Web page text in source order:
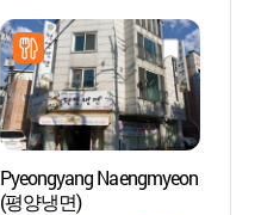
Pyeongyang Naengmyeon
(평양냉면)